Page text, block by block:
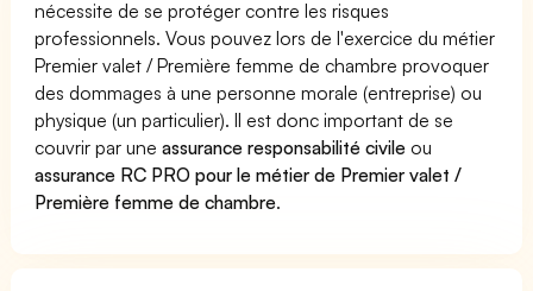
nécessite de se protéger contre les risques
professionnels. Vous pouvez lors de l'exercice du métier
Premier valet / Première femme de chambre provoquer
des dommages à une personne morale (entreprise) ou
physique (un particulier). Il est donc important de se
couvrir par uneassurance responsabilité civile ou
assurance RC PRO pour le métier de Premier valet /
Première femme de chambre.